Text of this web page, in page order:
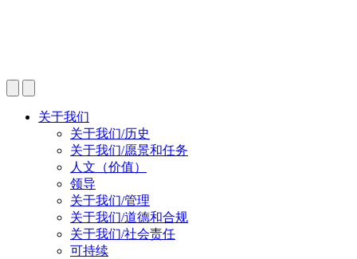
关于我们
关于我们/历史
关于我们/愿景和任务
人文（价值）
领导
关于我们/管理
关于我们/道德和合规
关于我们/社会责任
可持续